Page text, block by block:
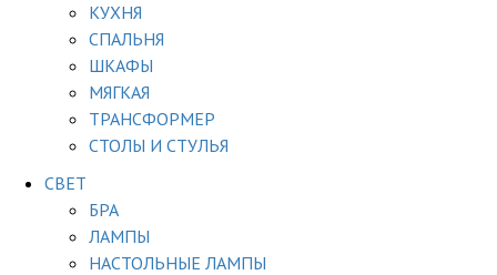
КУХНЯ
СПАЛЬНЯ
ШКАФЫ
МЯГКАЯ
ТРАНСФОРМЕР
СТОЛЫ И СТУЛЬЯ
СВЕТ
БРА
ЛАМПЫ
НАСТОЛЬНЫЕ ЛАМПЫ